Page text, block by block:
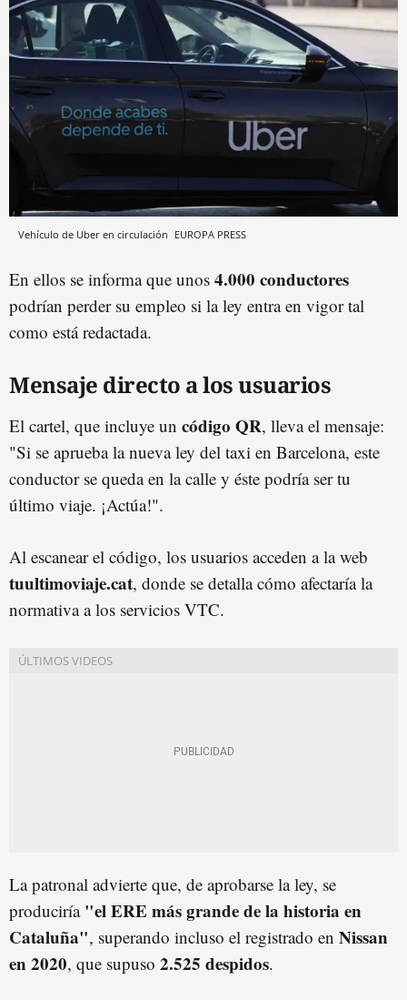
Vehículo de Uber en circulación EUROPA PRESS
En ellos se informa que unos 4.000 conductores
podrían perder su empleo si la ley entra en vigor tal
como está redactada.
Mensaje directo a los usuarios
El cartel, que incluye un código QR, lleva el mensaje:
"Si se aprueba la nueva ley del taxi en Barcelona, este
conductor se queda en la calle y éste podría ser tu
último viaje. ¡Actúa!".
Al escanear el código, los usuarios acceden a la web
tuultimoviaje.cat, donde se detalla cómo afectaría la
normativa a los servicios VTC.
La patronal advierte que, de aprobarse la ley, se
produciría "el ERE más grande de la historia en
Cataluña", superando incluso el registrado en Nissan
en 2020, que supuso 2.525 despidos.